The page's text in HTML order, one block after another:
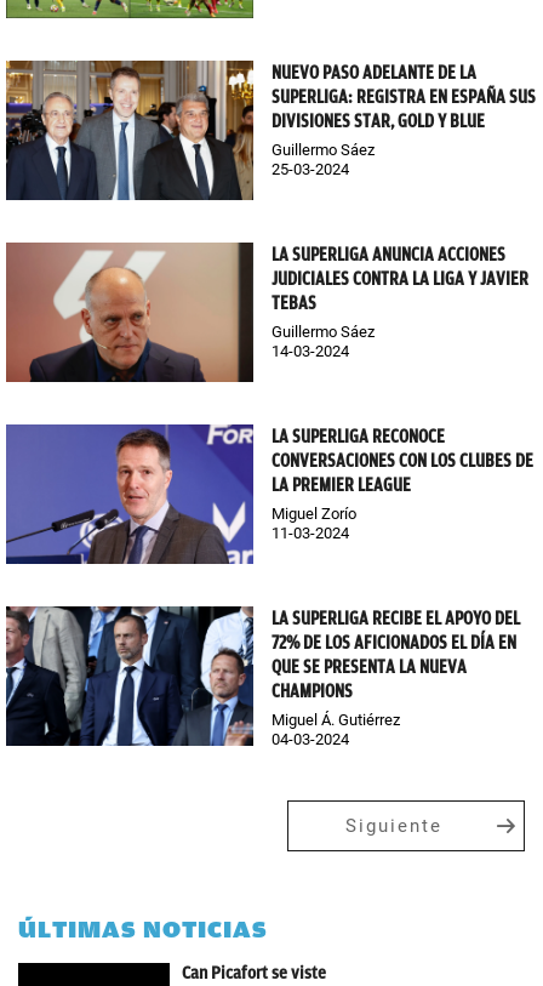
NUEVO PASO ADELANTE DE LA
SUPERLIGA: REGISTRA EN ESPAÑA SUS
DIVISIONES STAR, GOLD Y BLUE
Guillermo Sáez
25-03-2024
LA SUPERLIGA ANUNCIA ACCIONES
JUDICIALES CONTRA LA LIGA Y JAVIER
TEBAS
Guillermo Sáez
14-03-2024
LA SUPERLIGA RECONOCE
CONVERSACIONES CON LOS CLUBES DE
LA PREMIER LEAGUE
Miguel Zorío
11-03-2024
LA SUPERLIGA RECIBE EL APOYO DEL
72% DE LOS AFICIONADOS EL DÍA EN
QUE SE PRESENTA LA NUEVA
CHAMPIONS
Miguel Á. Gutiérrez
04-03-2024
Siguiente
ÚLTIMAS NOTICIAS
Can Picafort se viste